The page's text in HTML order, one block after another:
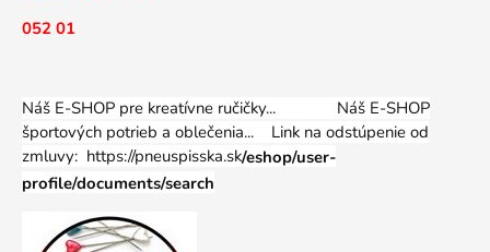
052 01
Náš E-SHOP pre kreatívne ručičky... Náš E-SHOP
športových potrieb a oblečenia... Link na odstúpenie od
zmluvy: https://pneuspisska.sk/eshop/user-
profile/documents/search